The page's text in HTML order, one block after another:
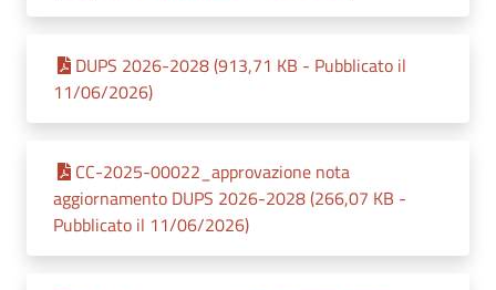
DUPS 2026-2028 (913,71 KB - Pubblicato il
11/06/2026)
CC-2025-00022_approvazione nota
aggiornamento DUPS 2026-2028 (266,07 KB -
Pubblicato il 11/06/2026)